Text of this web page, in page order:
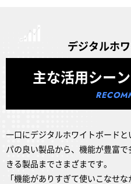
デジタルホ
主な活用シー
一口にデジタルホワイトボード
パの良い製品から、機能が豊富
きる製品までさまざまです。
「機能がありすぎて使いこなせ